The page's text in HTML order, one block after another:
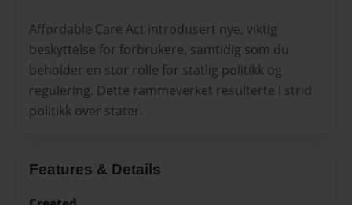
Affordable Care Act introdusert nye, viktig
beskyttelse for forbrukere, samtidig som du
beholder en stor rolle for statlig politikk og
regulering. Dette rammeverket resulterte i strid
politikk over stater.
Features & Details